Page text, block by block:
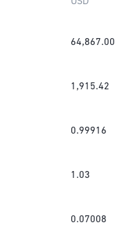
64,867.00
1,915.42
0.99916
1.03
0.07008